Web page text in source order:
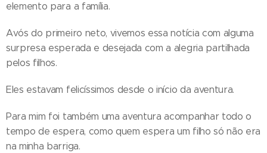
elemento para a família.
Avós do primeiro neto, vivemos essa notícia com alguma
surpresa esperada e desejada com a alegria partilhada
pelos filhos.
Eles estavam felicíssimos desde o início da aventura.
Para mim foi também uma aventura acompanhar todo o
tempo de espera, como quem espera um filho só não era
na minha barriga.